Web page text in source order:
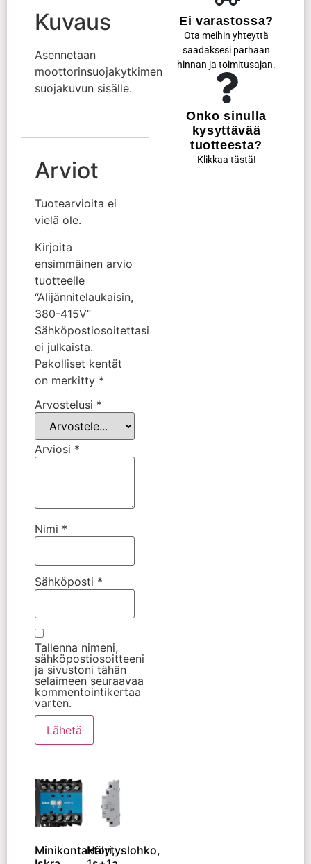
Kuvaus
Asennetaan
moottorinsuojakytkimen
suojakuvun sisälle.
Arviot
Tuotearvioita ei
vielä ole.
Kirjoita
ensimmäinen arvio
tuotteelle
“Alijännitelaukaisin,
380-415V”
Sähköpostiosoitettasi
ei julkaista.
Pakolliset kentät
on merkitty *
Arvostelusi *
Arviosi *
Nimi *
Sähköposti *
Tallenna nimeni,
sähköpostiosoitteeni
ja sivustoni tähän
selaimeen seuraavaa
kommentointikertaa
varten.
Minikontaktori,Hälytyslohko,
Ei varastossa?
Ota meihin yhteyttä
saadaksesi parhaan
hinnan ja toimitusajan.
Onko sinulla
kysyttävää
tuotteesta?
Klikkaa tästä!